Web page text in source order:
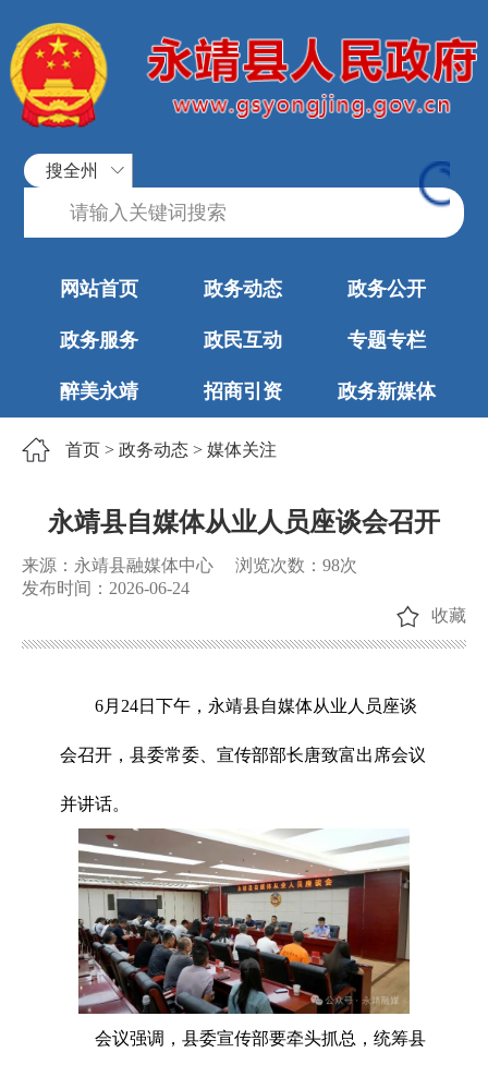
搜全州
网站首页 政务动态 政务公开
政务服务 政民互动 专题专栏
醉美永靖 招商引资 政务新媒体
首页 > 政务动态 > 媒体关注
永靖县自媒体从业人员座谈会召开
来源：永靖县融媒体中心 浏览次数： 98次
发布时间：2026-06-24
收藏
6月24日下午，永靖县自媒体从业人员座谈
会召开，县委常委、宣传部部长唐致富出席会议
并讲话。
会议强调，县委宣传部要牵头抓总，统筹县